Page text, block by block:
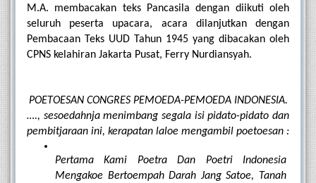
M.A. membacakan teks Pancasila dengan diikuti oleh
seluruh peserta upacara, acara dilanjutkan dengan
Pembacaan Teks UUD Tahun 1945 yang dibacakan oleh
CPNS kelahiran Jakarta Pusat, Ferry Nurdiansyah.
POETOESAN CONGRES PEMOEDA-PEMOEDA INDONESIA.
…., sesoedahnja menimbang segala isi pidato-pidato dan
pembitjaraan ini, kerapatan laloe mengambil poetoesan :
Pertama Kami Poetra Dan Poetri Indonesia
Mengakoe Bertoempah Darah Jang Satoe, Tanah